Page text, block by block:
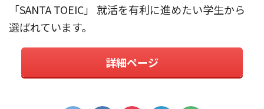
「SANTA TOEIC」 就活を有利に進めたい学生から
選ばれています。
詳細ページ